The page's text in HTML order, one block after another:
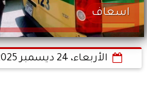
اسعاف
الأربعاء، 24 ديسمبر 2025